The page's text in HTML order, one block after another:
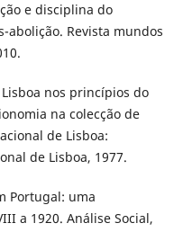
e disciplina do
Revista mundos
Lisboa nos princípios do
na colecção de
de Lisboa:
de Lisboa, 1977.
Portugal: uma
a 1920. Análise Social,